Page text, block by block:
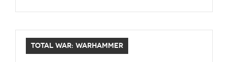
TOTAL WAR: WARHAMMER